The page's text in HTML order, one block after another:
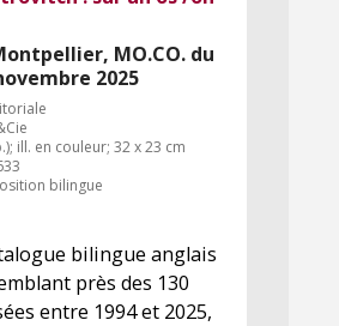
MO.CO. du
2025
ill. en couleur; 32 x 23 cm
bilingue
bilingue anglais
près des 130
entre 1994 et 2025,